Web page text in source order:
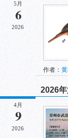
5月
6
2026
作者：
4月
9
2026
2026